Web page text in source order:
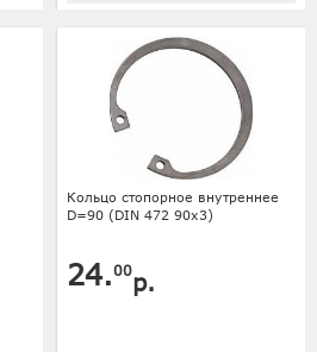
Кольцо стопорное внутреннее
D=90 (DIN 472 90x3)
24.00р.